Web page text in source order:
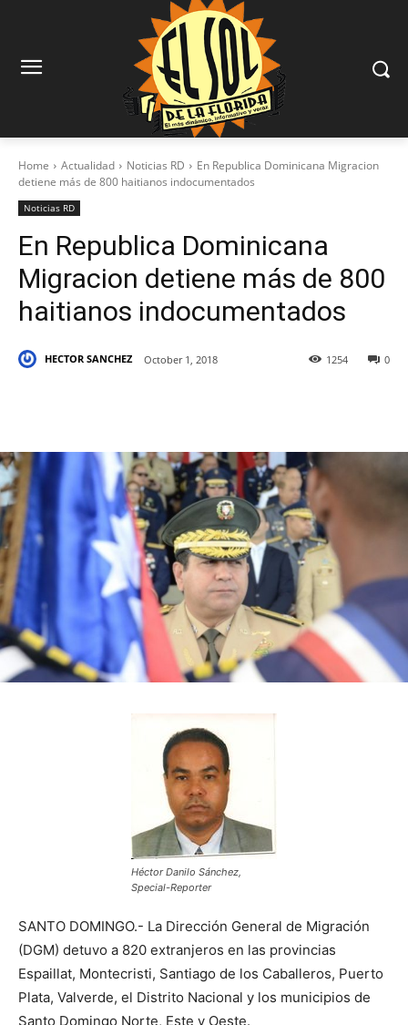
Home Actualidad Noticias RD
En Republica Dominicana Migracion
detiene más de 800 haitianos indocumentados
Noticias RD
En Republica Dominicana
Migracion detiene más de 800
haitianos indocumentados
HECTOR SANCHEZ October 1, 2018 0
1254
Héctor Danilo Sánchez,
Special-Reporter
SANTO DOMINGO.- La Dirección General de Migración
(DGM) detuvo a 820 extranjeros en las provincias
Espaillat, Montecristi, Santiago de los Caballeros, Puerto
Plata, Valverde, el Distrito Nacional y los municipios de
Santo Domingo Norte, Este y Oeste.